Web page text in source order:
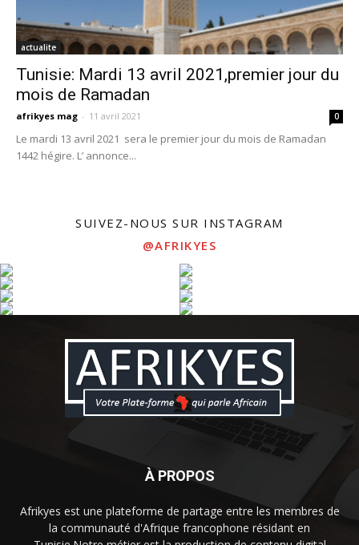
actualite
Tunisie: Mardi 13 avril 2021,premier jour du
mois de Ramadan
afrikyes mag - 11 avril 2021 0
Le mardi 13 avril 2021 sera le premier jour du mois de Ramadan
1442 hégire. L’ annonce...
SUIVEZ-NOUS SUR INSTAGRAM
@AFRIKYES
À PROPOS
Afrikyes est une plateforme de partage entre les membres de
la communauté d'Afrique francophone résidant en